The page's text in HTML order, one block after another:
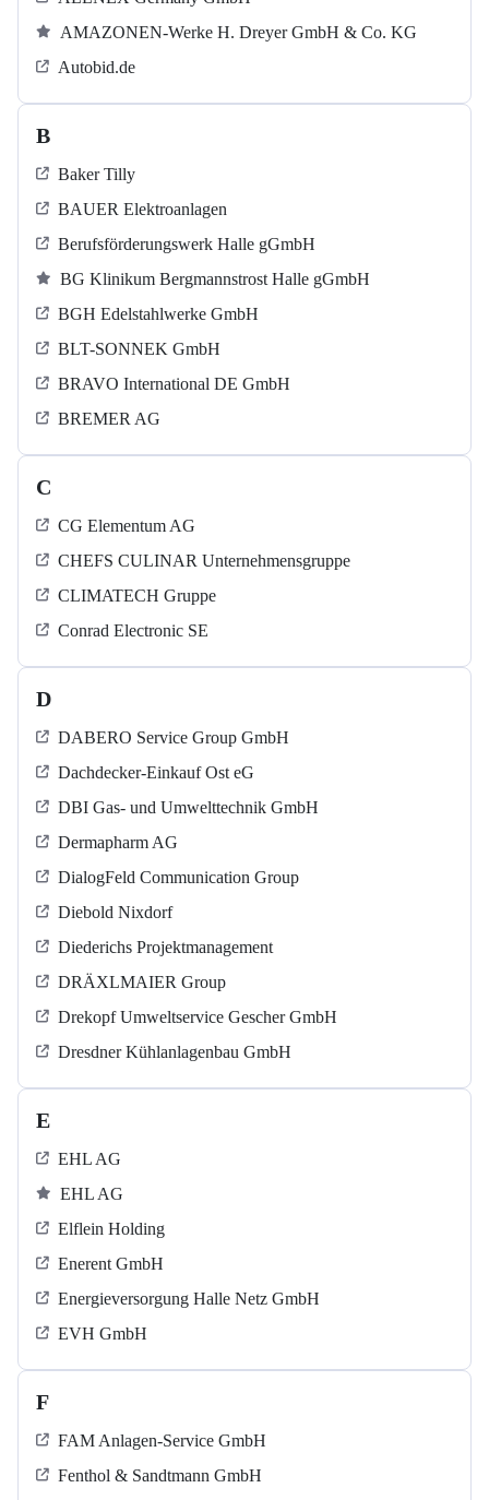
AMAZONEN-Werke H. Dreyer GmbH & Co. KG
Autobid.de
B
Baker Tilly
BAUER Elektroanlagen
Berufsförderungswerk Halle gGmbH
BG Klinikum Bergmannstrost Halle gGmbH
BGH Edelstahlwerke GmbH
BLT-SONNEK GmbH
BRAVO International DE GmbH
BREMER AG
C
CG Elementum AG
CHEFS CULINAR Unternehmensgruppe
CLIMATECH Gruppe
Conrad Electronic SE
D
DABERO Service Group GmbH
Dachdecker-Einkauf Ost eG
DBI Gas- und Umwelttechnik GmbH
Dermapharm AG
DialogFeld Communication Group
Diebold Nixdorf
Diederichs Projektmanagement
DRÄXLMAIER Group
Drekopf Umweltservice Gescher GmbH
Dresdner Kühlanlagenbau GmbH
E
EHL AG
EHL AG
Elflein Holding
Enerent GmbH
Energieversorgung Halle Netz GmbH
EVH GmbH
F
FAM Anlagen-Service GmbH
Fenthol & Sandtmann GmbH